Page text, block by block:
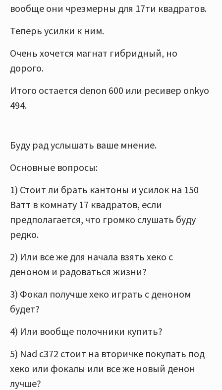
вообще они чрезмерны для 17ти квадратов.
Теперь усилки к ним.
Очень хочется магнат гибридный, но
дорого.
Итого остается denon 600 или ресивер onkyo
494.
Буду рад услышать ваше мнение.
Основные вопросы:
1) Стоит ли брать кантоны и усилок на 150
Ватт в комнату 17 квадратов, если
предполагается, что громко слушать буду
редко.
2) Или все же для начала взять хеко с
деноном и радоваться жизни?
3) Фокал получше хеко играть с деноном
будет?
4) Или вообще полочники купить?
5) Nad c372 стоит на вторичке покупать под
хеко или фокалы или все же новый денон
лучше?